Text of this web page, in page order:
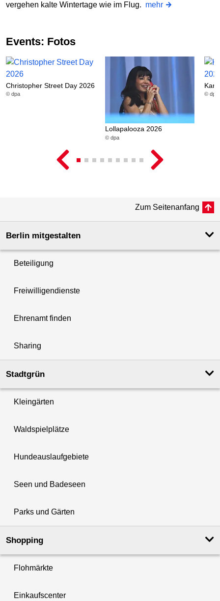
vergehen kalte Wintertage wie im Flug. mehr
Events: Fotos
Christopher Street Day 2026
© dpa
Lollapalooza 2026
© dpa
© dpa
Zum Seitenanfang
Berlin mitgestalten
Beteiligung
Freiwilligendienste
Ehrenamt finden
Sharing
Stadtgrün
Kleingärten
Waldspielplätze
Hundeauslaufgebiete
Seen und Badeseen
Parks und Gärten
Shopping
Flohmärkte
Einkaufscenter